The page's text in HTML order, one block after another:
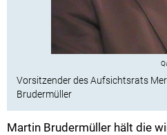
Vorsitzender des Aufsichtsrats
Brudermüller
Martin Brudermüller hält die